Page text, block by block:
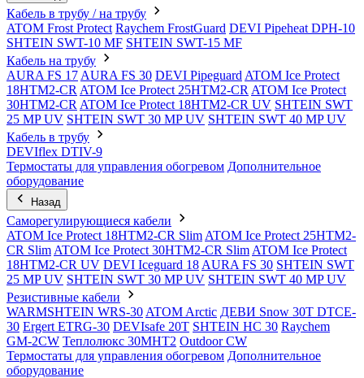
Кабель в трубу / на трубу
ATOM Frost Protect Raychem FrostGuard DEVI Pipeheat DPH-10
SHTEIN SWT-10 MF SHTEIN SWT-15 MF
Кабель на трубу
AURA FS 17 AURA FS 30 DEVI Pipeguard ATOM Ice Protect
18HTM2-CR ATOM Ice Protect 25HTM2-CR ATOM Ice Protect
30HTM2-CR ATOM Ice Protect 18HTM2-CR UV SHTEIN SWT
25 MP UV SHTEIN SWT 30 MP UV SHTEIN SWT 40 MP UV
Кабель в трубу
DEVIflex DTIV-9
Термостаты для управления обогревом Дополнительное
оборудование
Назад
Саморегулирующиеся кабели
ATOM Ice Protect 18HTM2-CR Slim ATOM Ice Protect 25HTM2-
CR Slim ATOM Ice Protect 30HTM2-CR Slim ATOM Ice Protect
18HTM2-CR UV DEVI Iceguard 18 AURA FS 30 SHTEIN SWT
25 MP UV SHTEIN SWT 30 MP UV SHTEIN SWT 40 MP UV
Резистивные кабели
WARMSHTEIN WRS-30 ATOM Arctic ДЕВИ Snow 30T DTCE-
30 Ergert ETRG-30 DEVIsafe 20T SHTEIN HC 30 Raychem
GM-2CW Теплолюкс 30МНТ2 Outdoor CW
Термостаты для управления обогревом Дополнительное
оборудование